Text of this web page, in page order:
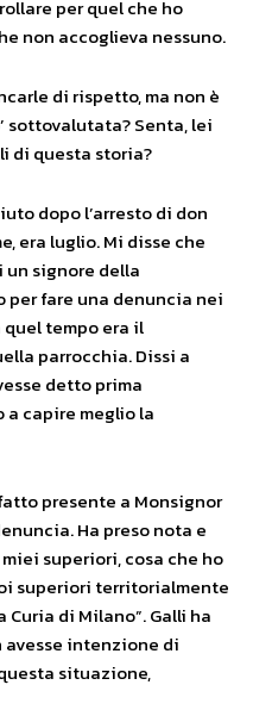
per quel che ho
non accoglieva nessuno.
di rispetto, ma non è
sottovalutata? Senta, lei
di questa storia?
dopo l’arresto di don
era luglio. Mi disse che
signore della
fare una denuncia nei
tempo era il
parrocchia. Dissi a
detto prima
capire meglio la
presente a Monsignor
Ha preso nota e
superiori, cosa che ho
superiori territorialmente
Curia di Milano”. Galli ha
avesse intenzione di
situazione,